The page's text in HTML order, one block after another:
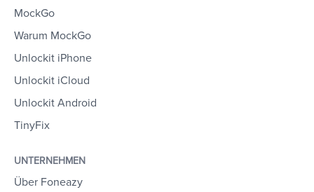
MockGo
Warum MockGo
Unlockit iPhone
Unlockit iCloud
Unlockit Android
TinyFix
UNTERNEHMEN
Über Foneazy